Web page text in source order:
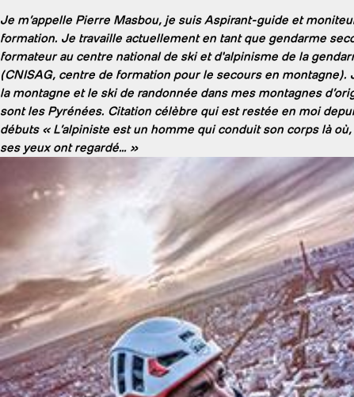
Je m’appelle Pierre Masbou, je suis Aspirant-guide et
formation. Je travaille actuellement en tant que gendarme
formateur au centre national de ski et d'alpinisme de la
(CNISAG, centre de formation pour le secours en montagne).
la montagne et le ski de randonnée dans mes montagnes
sont les Pyrénées. Citation célèbre qui est restée en moi
débuts « L’alpiniste est un homme qui conduit son corps là où,
ses yeux ont regardé… »